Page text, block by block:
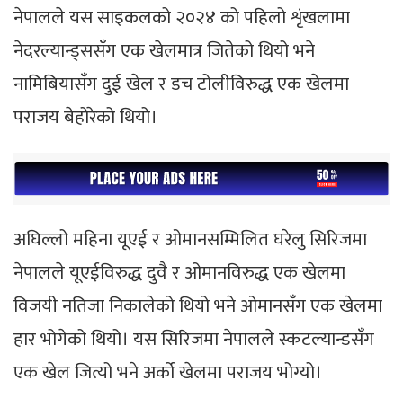
नेपालले यस साइकलको २०२४ को पहिलो शृंखलामा
नेदरल्यान्ड्ससँग एक खेलमात्र जितेको थियो भने
नामिबियासँग दुई खेल र डच टोलीविरुद्ध एक खेलमा
पराजय बेहोरेको थियो।
अघिल्लो महिना यूएई र ओमानसम्मिलित घरेलु सिरिजमा
नेपालले यूएईविरुद्ध दुवै र ओमानविरुद्ध एक खेलमा
विजयी नतिजा निकालेको थियो भने ओमानसँग एक खेलमा
हार भोगेको थियो। यस सिरिजमा नेपालले स्कटल्यान्डसँग
एक खेल जित्यो भने अर्को खेलमा पराजय भोग्यो।